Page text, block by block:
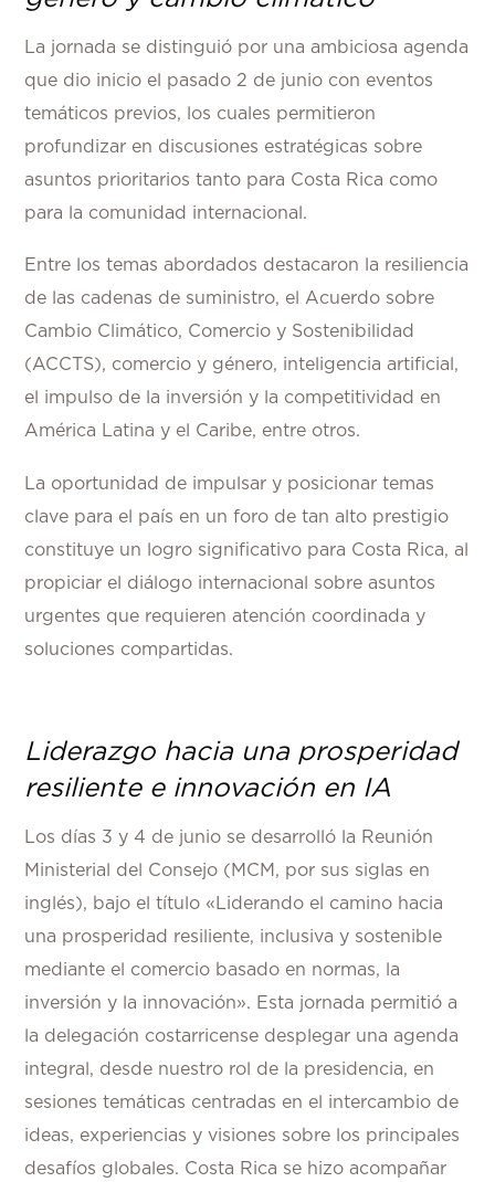
La jornada se distinguió por una ambiciosa agenda
que dio inicio el pasado 2 de junio con eventos
temáticos previos, los cuales permitieron
profundizar en discusiones estratégicas sobre
asuntos prioritarios tanto para Costa Rica como
para la comunidad internacional.
Entre los temas abordados destacaron la resiliencia
de las cadenas de suministro, el Acuerdo sobre
Cambio Climático, Comercio y Sostenibilidad
(ACCTS), comercio y género, inteligencia artificial,
el impulso de la inversión y la competitividad en
América Latina y el Caribe, entre otros.
La oportunidad de impulsar y posicionar temas
clave para el país en un foro de tan alto prestigio
constituye un logro significativo para Costa Rica, al
propiciar el diálogo internacional sobre asuntos
urgentes que requieren atención coordinada y
soluciones compartidas.
Liderazgo hacia una prosperidad
resiliente e innovación en IA
Los días 3 y 4 de junio se desarrolló la Reunión
Ministerial del Consejo (MCM, por sus siglas en
inglés), bajo el título «Liderando el camino hacia
una prosperidad resiliente, inclusiva y sostenible
mediante el comercio basado en normas, la
inversión y la innovación». Esta jornada permitió a
la delegación costarricense desplegar una agenda
integral, desde nuestro rol de la presidencia, en
sesiones temáticas centradas en el intercambio de
ideas, experiencias y visiones sobre los principales
desafíos globales. Costa Rica se hizo acompañar